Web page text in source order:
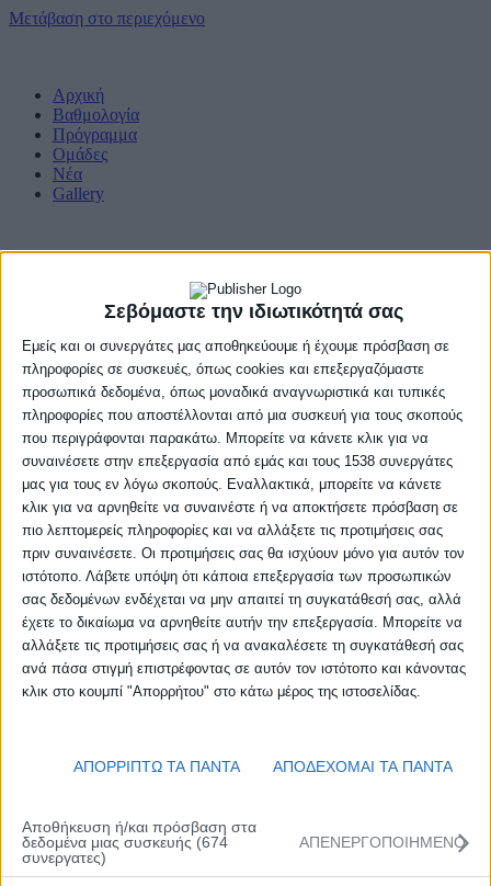
Σεβόμαστε την ιδιωτικότητά σας
Εμείς και οι συνεργάτες μας αποθηκεύουμε ή έχουμε πρόσβαση σε
πληροφορίες σε συσκευές, όπως cookies και επεξεργαζόμαστε
προσωπικά δεδομένα, όπως μοναδικά αναγνωριστικά και τυπικές
πληροφορίες που αποστέλλονται από μια συσκευή για τους σκοπούς
που περιγράφονται παρακάτω. Μπορείτε να κάνετε κλικ για να
συναινέσετε στην επεξεργασία από εμάς και τους 1538 συνεργάτες
μας για τους εν λόγω σκοπούς. Εναλλακτικά, μπορείτε να κάνετε
κλικ για να αρνηθείτε να συναινέστε ή να αποκτήσετε πρόσβαση σε
πιο λεπτομερείς πληροφορίες και να αλλάξετε τις προτιμήσεις σας
πριν συναινέσετε. Οι προτιμήσεις σας θα ισχύουν μόνο για αυτόν τον
ιστότοπο. Λάβετε υπόψη ότι κάποια επεξεργασία των προσωπικών
σας δεδομένων ενδέχεται να μην απαιτεί τη συγκατάθεσή σας, αλλά
έχετε το δικαίωμα να αρνηθείτε αυτήν την επεξεργασία. Μπορείτε να
αλλάξετε τις προτιμήσεις σας ή να ανακαλέσετε τη συγκατάθεσή σας
ανά πάσα στιγμή επιστρέφοντας σε αυτόν τον ιστότοπο και κάνοντας
κλικ στο κουμπί "Απορρήτου" στο κάτω μέρος της ιστοσελίδας.
ΑΠΟΡΡΙΠΤΩ ΤΑ ΠΑΝΤΑ ΑΠΟΔΕΧΟΜΑΙ ΤΑ ΠΑΝΤΑ
Αποθήκευση ή/και πρόσβαση στα
δεδομένα μιας συσκευής (674
συνεργατες)
ΑΠΕΝΕΡΓΟΠΟΙΗΜΕΝΟ
Μετάβαση στο περιεχόμενο
Αρχική
Βαθμολογία
Πρόγραμμα
Ομάδες
Νέα
Gallery